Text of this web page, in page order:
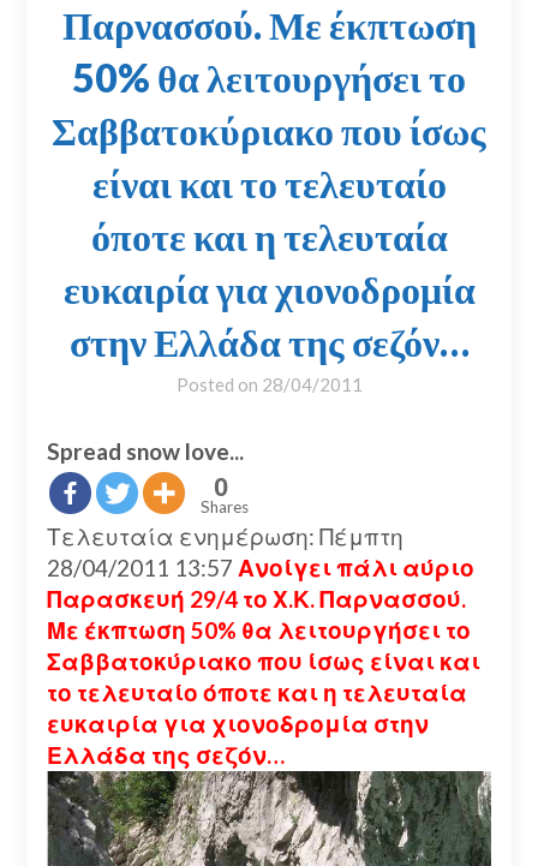
Παρνασσού. Με έκπτωση
50% θα λειτουργήσει το
Σαββατοκύριακο που ίσως
είναι και το τελευταίο
όποτε και η τελευταία
ευκαιρία για χιονοδρομία
στην Ελλάδα της σεζόν…
Posted on 28/04/2011
Spread snow love...
0
Shares
Τελευταία ενημέρωση: Πέμπτη
28/04/2011 13:57 Ανοίγει πάλι αύριο
Παρασκευή 29/4 το Χ.Κ. Παρνασσού.
Με έκπτωση 50% θα λειτουργήσει το
Σαββατοκύριακο που ίσως είναι και
το τελευταίο όποτε και η τελευταία
ευκαιρία για χιονοδρομία στην
Ελλάδα της σεζόν…